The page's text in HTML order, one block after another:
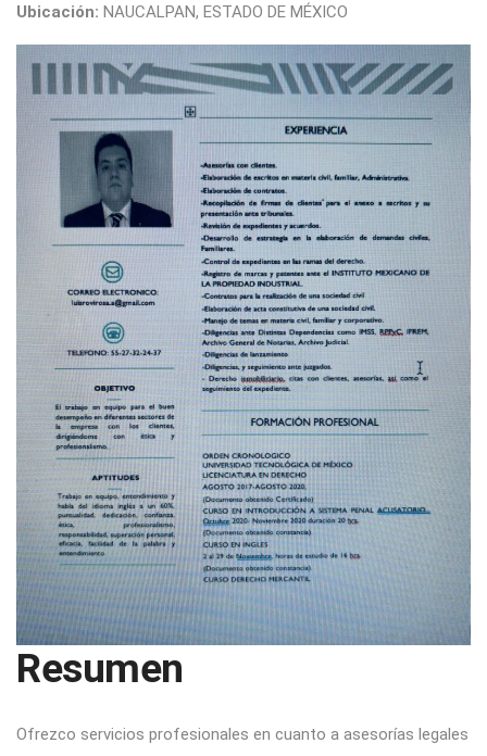
Ubicación: NAUCALPAN, ESTADO DE MÉXICO
Resumen
Ofrezco servicios profesionales en cuanto a asesorías legales